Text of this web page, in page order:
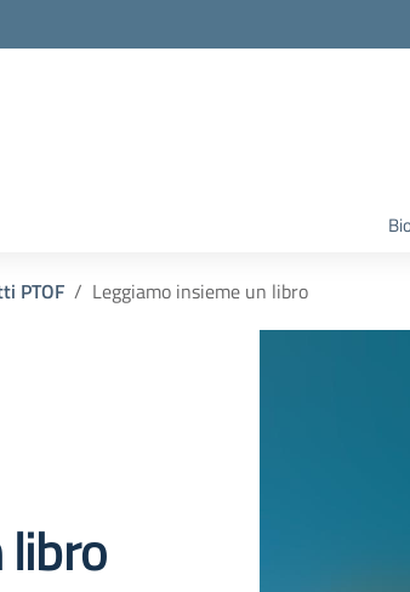
PTOF Leggiamo insieme un libro